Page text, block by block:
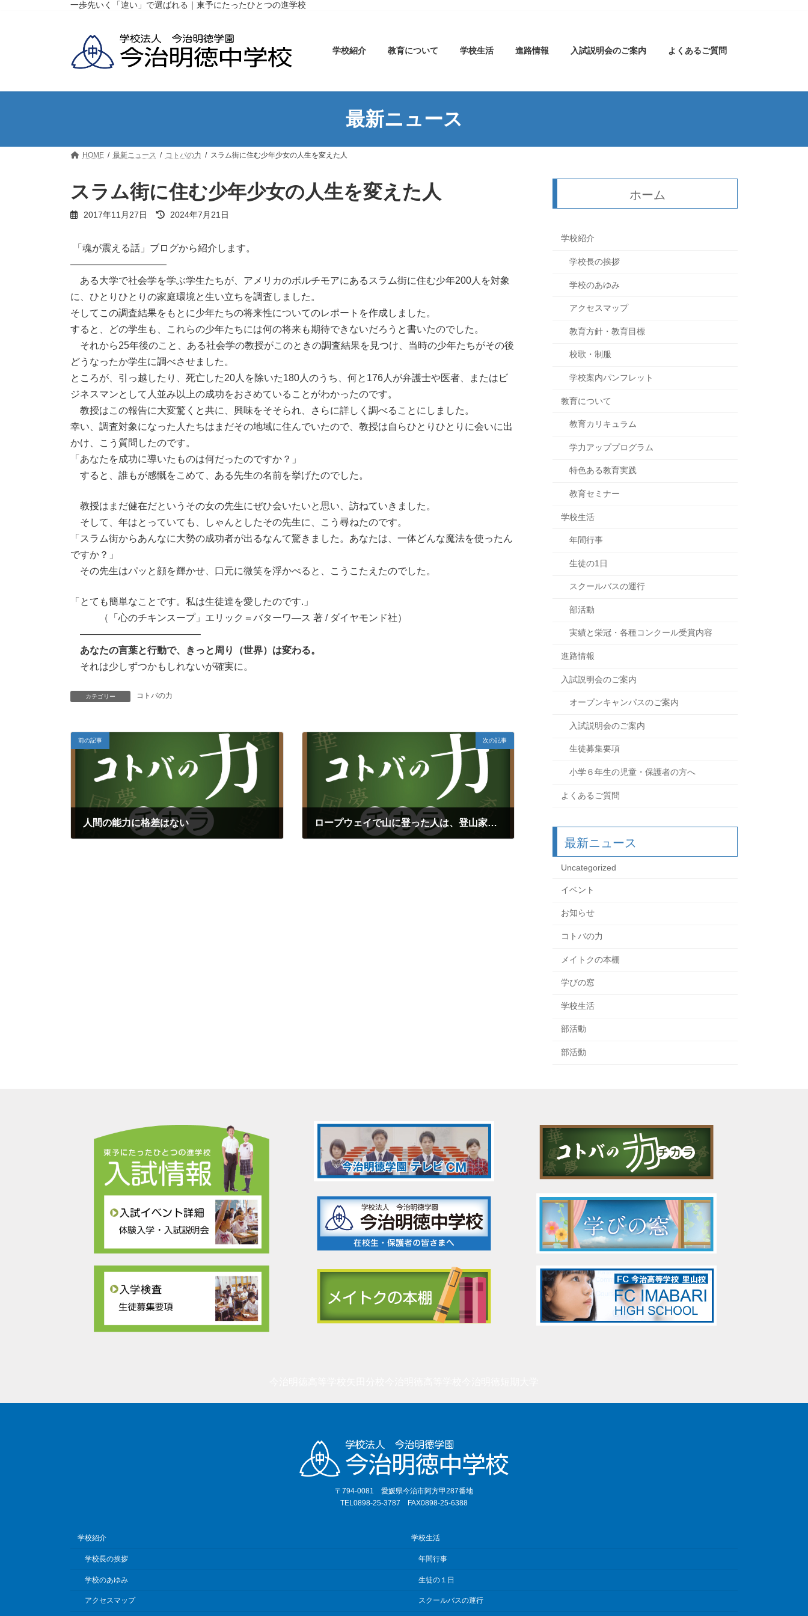
キ
に
一歩先いく「違い」で選ばれる｜東予にたったひとつの進学校
学校紹介 教育について 学校生活 進路情報 入試説明会のご案内 よくあるご質問
最新ニュース
HOME 最新ニュース コトバの力 スラム街に住む少年少女の人生を変えた人
スラム街に住む少年少女の人生を変えた人
2017年11月27日
最
新
:
2024年7月21日
「魂が震える話」ブログから紹介します。
——————————
ある大学で社会学を学ぶ学生たちが、アメリカのボルチモアにあるスラム街に住む少年200人を対象
に、ひとりひとりの家庭環境と生い立ちを調査しました。
そしてこの調査結果をもとに少年たちの将来性についてのレポートを作成しました。
すると、どの学生も、これらの少年たちには何の将来も期待できないだろうと書いたのでした。
それから25年後のこと、ある社会学の教授がこのときの調査結果を見つけ、当時の少年たちがその後
どうなったか学生に調べさせました。
ところが、引っ越したり、死亡した20人を除いた180人のうち、何と176人が弁護士や医者、またはビ
ジネスマンとして人並み以上の成功をおさめていることがわかったのです。
教授はこの報告に大変驚くと共に、興味をそそられ、さらに詳しく調べることにしました。
幸い、調査対象になった人たちはまだその地域に住んでいたので、教授は自らひとりひとりに会いに出
かけ、こう質問したのです。
「あなたを成功に導いたものは何だったのですか？」
すると、誰もが感慨をこめて、ある先生の名前を挙げたのでした。
教授はまだ健在だというその女の先生にぜひ会いたいと思い、訪ねていきました。
そして、年はとっていても、しゃんとしたその先生に、こう尋ねたのです。
「スラム街からあんなに大勢の成功者が出るなんて驚きました。あなたは、一体どんな魔法を使ったん
ですか？」
その先生はパッと顔を輝かせ、口元に微笑を浮かべると、こうこたえたのでした。
「とても簡単なことです。私は生徒達を愛したのです.」
（「心のチキンスープ」エリック＝バターワ―ス 著 / ダイヤモンド社）
————————————–
あなたの言葉と行動で、きっと周り（世界）は変わる。
それは少しずつかもしれないが確実に。
カテゴリー コトバの力
前の記事
人間の能力に格差はない
次の記事
ロープウェイで山に登った人は、登山家と同じ太陽を見ることはできない
ホーム
学校紹介
学校長の挨拶
学校のあゆみ
アクセスマップ
教育方針・教育目標
校歌・制服
学校案内パンフレット
教育について
教育カリキュラム
学力アッププログラム
特色ある教育実践
教育セミナー
学校生活
年間行事
生徒の1日
スクールバスの運行
部活動
実績と栄冠・各種コンクール受賞内容
進路情報
入試説明会のご案内
オープンキャンパスのご案内
入試説明会のご案内
生徒募集要項
小学６年生の児童・保護者の方へ
よくあるご質問
最新ニュース
Uncategorized
イベント
お知らせ
コトバの力
メイトクの本棚
学びの窓
学校生活
部活動
部活動
〒794-0081 愛媛県今治市阿方甲287番地
TEL0898-25-3787 FAX0898-25-6388
学校紹介
学校長の挨拶
学校のあゆみ
アクセスマップ
学校生活
年間行事
生徒の１日
スクールバスの運行